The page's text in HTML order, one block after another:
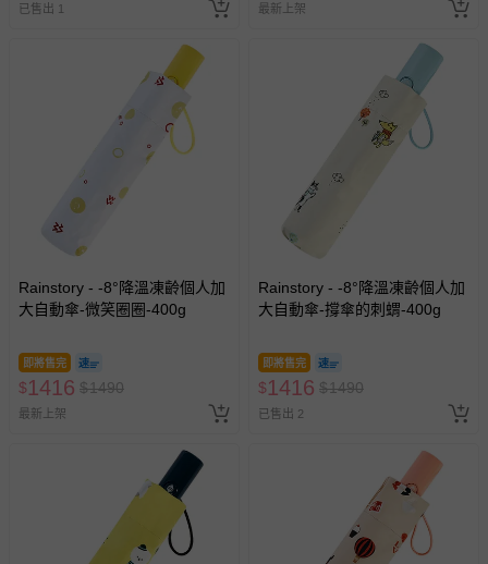
已售出 1 最新上架
Rainstory - -8°降溫凍齡個人加
大自動傘-微笑圈圈-400g
即將售完
$1416 $1490
最新上架
Rainstory - -8°降溫凍齡個人加
大自動傘-撐傘的刺蝟-400g
即將售完
$1416 $1490
已售出 2